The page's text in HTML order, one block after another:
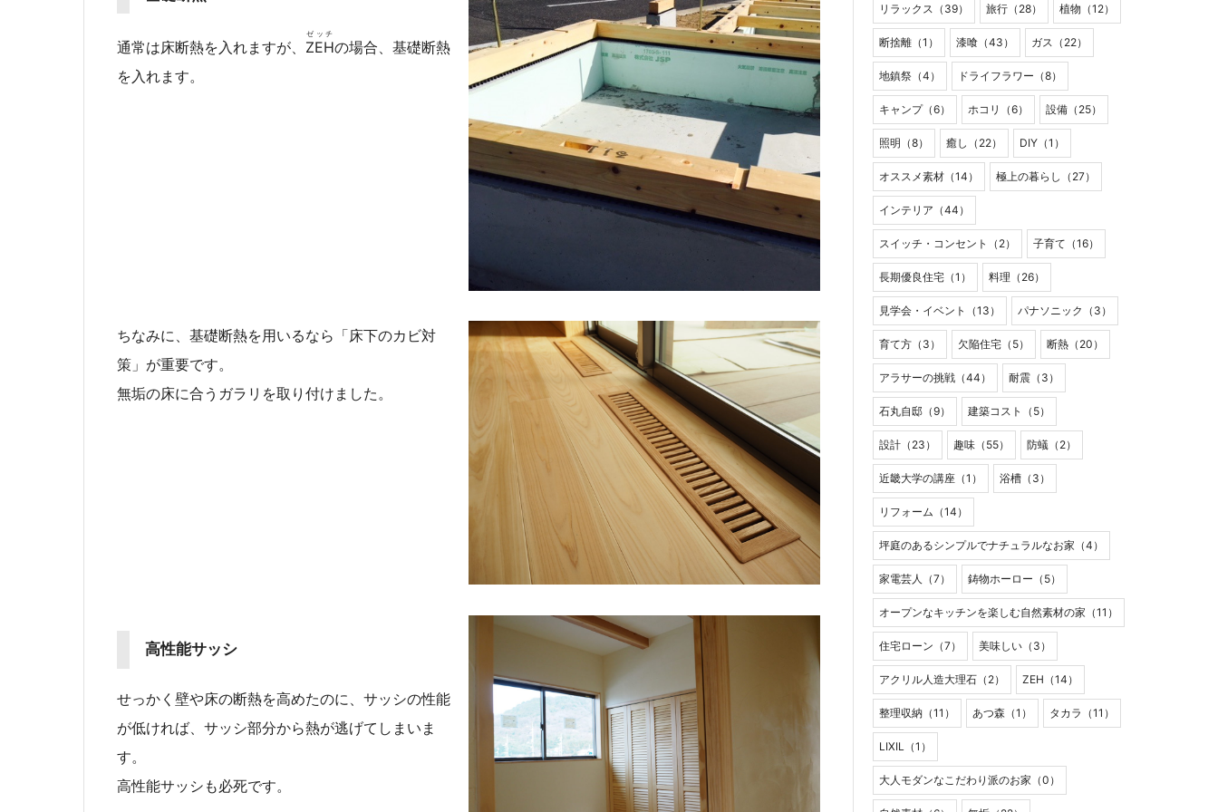
通常は床断熱を入れますが、 ZEH
ゼッチ
の場合、基礎断熱
を入れます。
ちなみに、基礎断熱を用いるなら「床下のカビ対
策」が重要です。
無垢の床に合うガラリを取り付けました。
高性能サッシ
せっかく壁や床の断熱を高めたのに、サッシの性能
が低ければ、サッシ部分から熱が逃げてしまいま
す。
高性能サッシも必死です。
リラックス（39） 旅行（28） 植物（12）
断捨離（1） 漆喰（43） ガス（22）
地鎮祭（4） ドライフラワー（8）
キャンプ（6） ホコリ（6） 設備（25）
照明（8） 癒し（22） DIY（1）
オススメ素材（14） 極上の暮らし（27）
インテリア（44）
スイッチ・コンセント（2） 子育て（16）
長期優良住宅（1） 料理（26）
見学会・イベント（13） パナソニック（3）
育て方（3） 欠陥住宅（5） 断熱（20）
アラサーの挑戦（44） 耐震（3）
石丸自邸（9） 建築コスト（5）
設計（23） 趣味（55） 防蟻（2）
近畿大学の講座（1） 浴槽（3）
リフォーム（14）
坪庭のあるシンプルでナチュラルなお家（4）
家電芸人（7） 鋳物ホーロー（5）
オープンなキッチンを楽しむ自然素材の家（11）
住宅ローン（7） 美味しい（3）
アクリル人造大理石（2） ZEH（14）
整理収納（11） あつ森（1） タカラ（11）
LIXIL（1）
大人モダンなこだわり派のお家（0）